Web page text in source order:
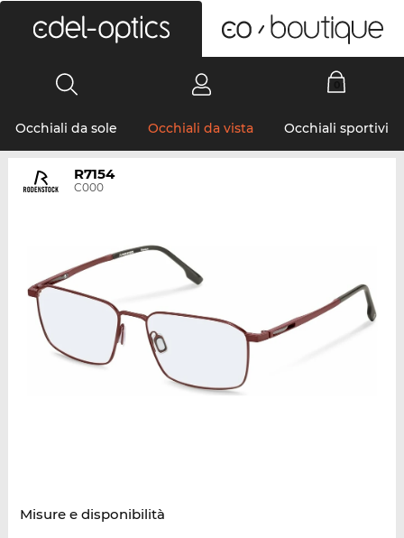
Occhiali da sole Occhiali da vista Occhiali sportivi
R7154
C000
Misure e disponibilità